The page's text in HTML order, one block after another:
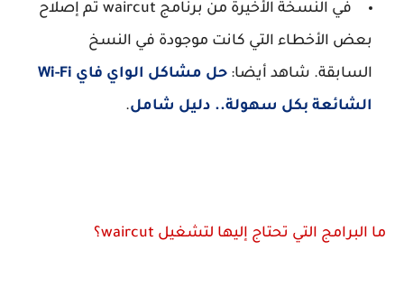
في النسخة الأخيرة من برنامج waircut تم إصلاح
بعض الأخطاء التي كانت موجودة في النسخ
السابقة. شاهد أيضا:
حل مشاكل الواي فاي Wi-Fi
الشائعة بكل سهولة.. دليل شامل.
ما البرامج التي تحتاج إليها لتشغيل waircut؟